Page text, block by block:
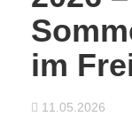
im
11.05.2026